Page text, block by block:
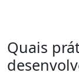
Quais